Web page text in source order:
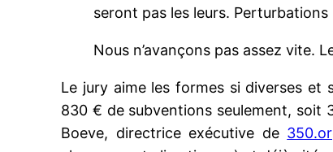
seront pas les leurs.
Nous n’avançons pas assez vite.
Le jury aime les formes si diverses
830 € de subventions seulement, soit
Boeve, directrice exécutive de